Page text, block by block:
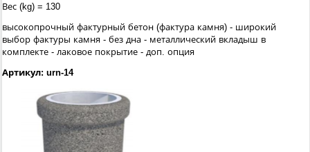
Вес (kg) = 130
высокопрочный фактурный бетон (фактура камня) - широкий
выбор фактуры камня - без дна - металлический вкладыш в
комплекте - лаковое покрытие - доп. опция
Артикул: urn-14